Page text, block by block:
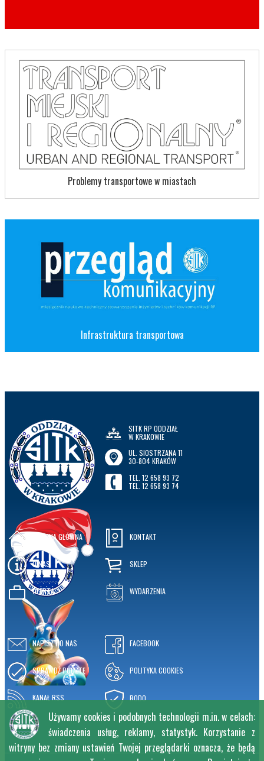
Problemy transportowe w miastach
Infrastruktura transportowa
SITK RP ODDZIAŁ
W KRAKOWIE
UL. SIOSTRZANA 11
30-804 KRAKÓW
TEL. 12 658 93 72
TEL. 12 658 93 74
STRONA GŁÓWNA
O NAS
OFERTA
KONTAKT
SKLEP
WYDARZENIA
NAPISZ DO NAS
SPRAWDŹ POCZTĘ
KANAŁ RSS
FACEBOOK
POLITYKA COOKIES
RODO
Używamy cookies i podobnych technologii m.in. w celach:
świadczenia usług, reklamy, statystyk. Korzystanie z
witryny bez zmiany ustawień Twojej przeglądarki oznacza, że będą